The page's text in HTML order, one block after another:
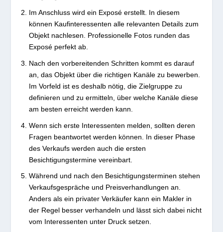
Im Anschluss wird ein Exposé erstellt. In diesem
können Kaufinteressenten alle relevanten Details zum
Objekt nachlesen. Professionelle Fotos runden das
Exposé perfekt ab.
Nach den vorbereitenden Schritten kommt es darauf
an, das Objekt über die richtigen Kanäle zu bewerben.
Im Vorfeld ist es deshalb nötig, die Zielgruppe zu
definieren und zu ermitteln, über welche Kanäle diese
am besten erreicht werden kann.
Wenn sich erste Interessenten melden, sollten deren
Fragen beantwortet werden können. In dieser Phase
des Verkaufs werden auch die ersten
Besichtigungstermine vereinbart.
Während und nach den Besichtigungsterminen stehen
Verkaufsgespräche und Preisverhandlungen an.
Anders als ein privater Verkäufer kann ein Makler in
der Regel besser verhandeln und lässt sich dabei nicht
vom Interessenten unter Druck setzen.